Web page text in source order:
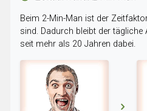
Beim 2-Min-Man ist der
sind. Dadurch bleibt der
seit mehr als 20 Jahren dabei.